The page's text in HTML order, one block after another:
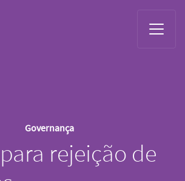
Governança
rejeição de